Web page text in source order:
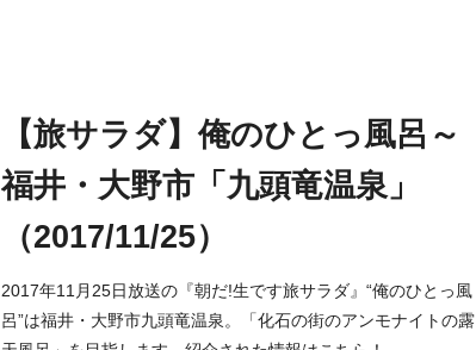
【旅サラダ】俺のひとっ風呂～
福井・大野市「九頭竜温泉」
（2017/11/25）
2017年11月25日放送の『朝だ!生です旅サラダ』“俺のひとっ風
呂”は福井・大野市九頭竜温泉。「化石の街のアンモナイトの露